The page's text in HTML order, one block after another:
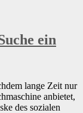
ein
lange Zeit nur
anbietet,
des sozialen